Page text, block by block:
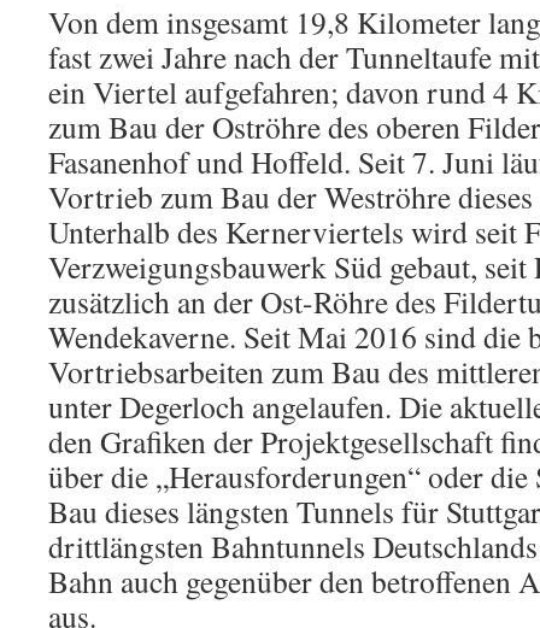
Von dem insgesamt 19,8 Kilometer
fast zwei Jahre nach der Tunneltaufe
ein Viertel aufgefahren; davon rund 4
zum Bau der Oströhre des oberen
Fasanenhof und Hoffeld. Seit 7. Juni
Vortrieb zum Bau der Weströhre
Unterhalb des Kernerviertels wird seit
Verzweigungsbauwerk Süd gebaut,
zusätzlich an der Ost-Röhre des
Wendekaverne. Seit Mai 2016 sind die
Vortriebsarbeiten zum Bau des
unter Degerloch angelaufen. Die
den Grafiken der Projektgesellschaft
über die „Herausforderungen“ oder
Bau dieses längsten Tunnels für
drittlängsten Bahntunnels
Bahn auch gegenüber den betroffenen
aus.